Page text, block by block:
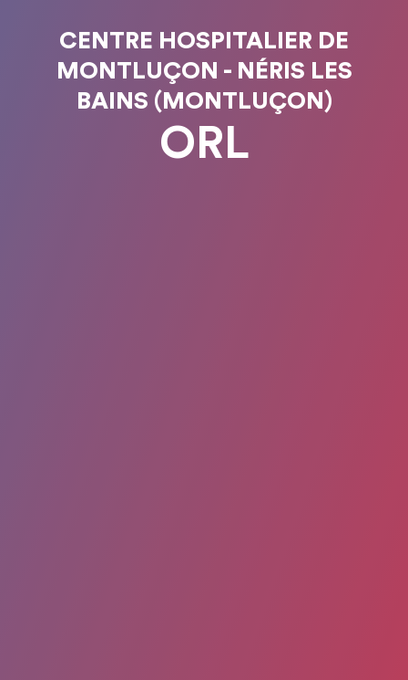
CENTRE HOSPITALIER DE
MONTLUÇON - NÉRIS LES
BAINS (MONTLUÇON)
ORL